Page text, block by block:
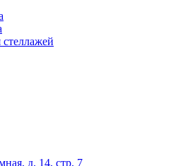
д. 14, стр. 7